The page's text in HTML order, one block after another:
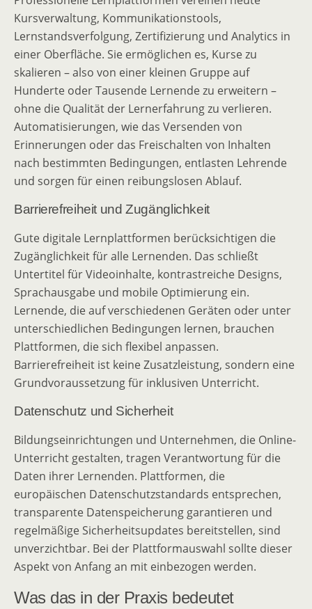
Kursverwaltung, Kommunikationstools,
Lernstandsverfolgung, Zertifizierung und Analytics in
einer Oberfläche. Sie ermöglichen es, Kurse zu
skalieren – also von einer kleinen Gruppe auf
Hunderte oder Tausende Lernende zu erweitern –
ohne die Qualität der Lernerfahrung zu verlieren.
Automatisierungen, wie das Versenden von
Erinnerungen oder das Freischalten von Inhalten
nach bestimmten Bedingungen, entlasten Lehrende
und sorgen für einen reibungslosen Ablauf.
Barrierefreiheit und Zugänglichkeit
Gute digitale Lernplattformen berücksichtigen die
Zugänglichkeit für alle Lernenden. Das schließt
Untertitel für Videoinhalte, kontrastreiche Designs,
Sprachausgabe und mobile Optimierung ein.
Lernende, die auf verschiedenen Geräten oder unter
unterschiedlichen Bedingungen lernen, brauchen
Plattformen, die sich flexibel anpassen.
Barrierefreiheit ist keine Zusatzleistung, sondern eine
Grundvoraussetzung für inklusiven Unterricht.
Datenschutz und Sicherheit
Bildungseinrichtungen und Unternehmen, die Online-
Unterricht gestalten, tragen Verantwortung für die
Daten ihrer Lernenden. Plattformen, die
europäischen Datenschutzstandards entsprechen,
transparente Datenspeicherung garantieren und
regelmäßige Sicherheitsupdates bereitstellen, sind
unverzichtbar. Bei der Plattformauswahl sollte dieser
Aspekt von Anfang an mit einbezogen werden.
Was das in der Praxis bedeutet